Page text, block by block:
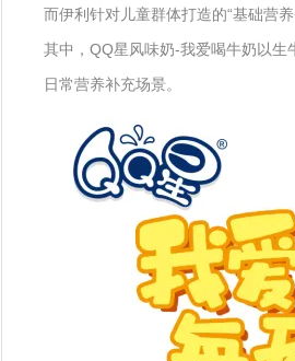
而伊利针对儿童群体打造的“基础营
其中，QQ星风味奶-我爱喝牛奶以
日常营养补充场景。